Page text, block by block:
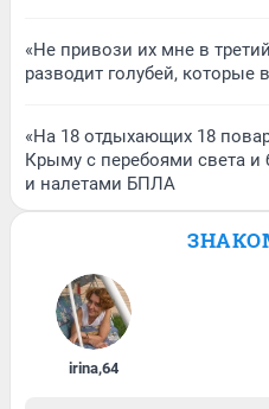
«Не привози их мне в
разводит голубей, которые
«На 18 отдыхающих 18
Крыму с перебоями света и
и налетами БПЛА
irina,64